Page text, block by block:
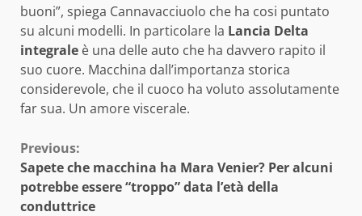
buoni”, spiega Cannavacciuolo che ha cosi puntato
su alcuni modelli. In particolare la Lancia Delta
integrale è una delle auto che ha davvero rapito il
suo cuore. Macchina dall’importanza storica
considerevole, che il cuoco ha voluto assolutamente
far sua. Un amore viscerale.
Continue
Reading
Previous:
Sapete che macchina ha Mara Venier? Per alcuni
potrebbe essere “troppo” data l’età della
conduttrice